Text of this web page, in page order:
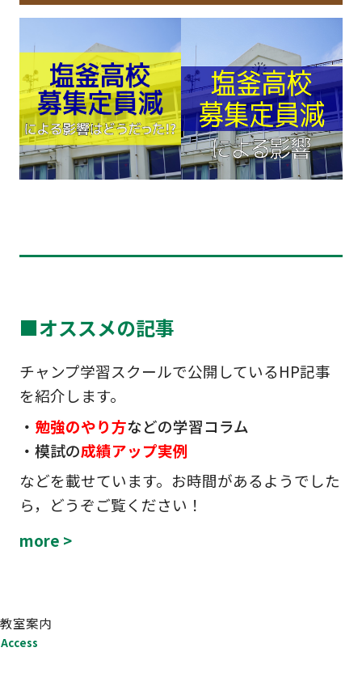
■オススメの記事
チャンプ学習スクールで公開しているHP記事
を紹介します。
・ 勉強のやり方などの学習コラム
・模試の成績アップ実例
などを載せています。お時間があるようでした
ら，どうぞご覧ください！
more >
教室案内
Access